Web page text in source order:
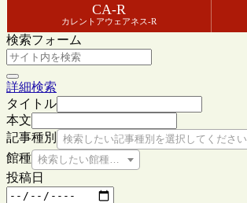
CA-R
カレントアウェアネス-R
検索フォーム
詳細検索
タイトル
本文
記事種別
検索したい記事種別を選択してください
館種 検索したい館種を選択してください
投稿日